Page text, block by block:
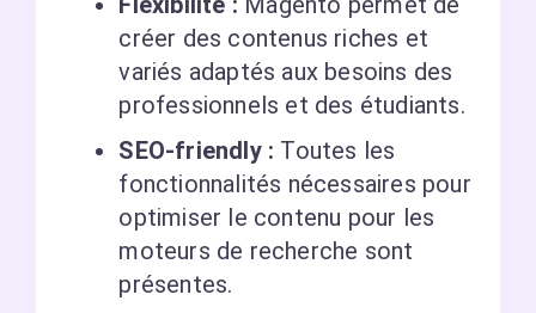
créer des contenus riches et
variés adaptés aux besoins des
professionnels et des étudiants.
SEO-friendly : Toutes les
fonctionnalités nécessaires pour
optimiser le contenu pour les
moteurs de recherche sont
présentes.